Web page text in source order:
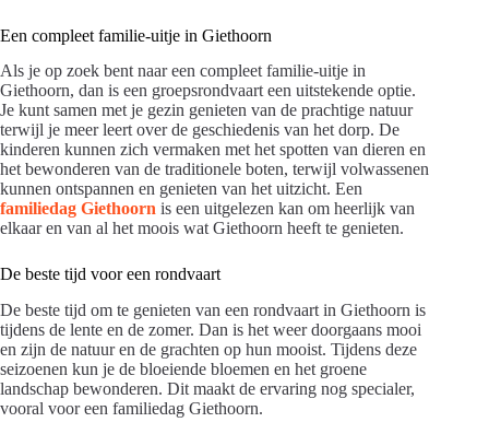
Een compleet familie-uitje in Giethoorn
Als je op zoek bent naar een compleet familie-uitje in
Giethoorn, dan is een groepsrondvaart een uitstekende optie.
Je kunt samen met je gezin genieten van de prachtige natuur
terwijl je meer leert over de geschiedenis van het dorp. De
kinderen kunnen zich vermaken met het spotten van dieren en
het bewonderen van de traditionele boten, terwijl volwassenen
kunnen ontspannen en genieten van het uitzicht. Een
familiedag Giethoorn is een uitgelezen kan om heerlijk van
elkaar en van al het moois wat Giethoorn heeft te genieten.
De beste tijd voor een rondvaart
De beste tijd om te genieten van een rondvaart in Giethoorn is
tijdens de lente en de zomer. Dan is het weer doorgaans mooi
en zijn de natuur en de grachten op hun mooist. Tijdens deze
seizoenen kun je de bloeiende bloemen en het groene
landschap bewonderen. Dit maakt de ervaring nog specialer,
vooral voor een familiedag Giethoorn.